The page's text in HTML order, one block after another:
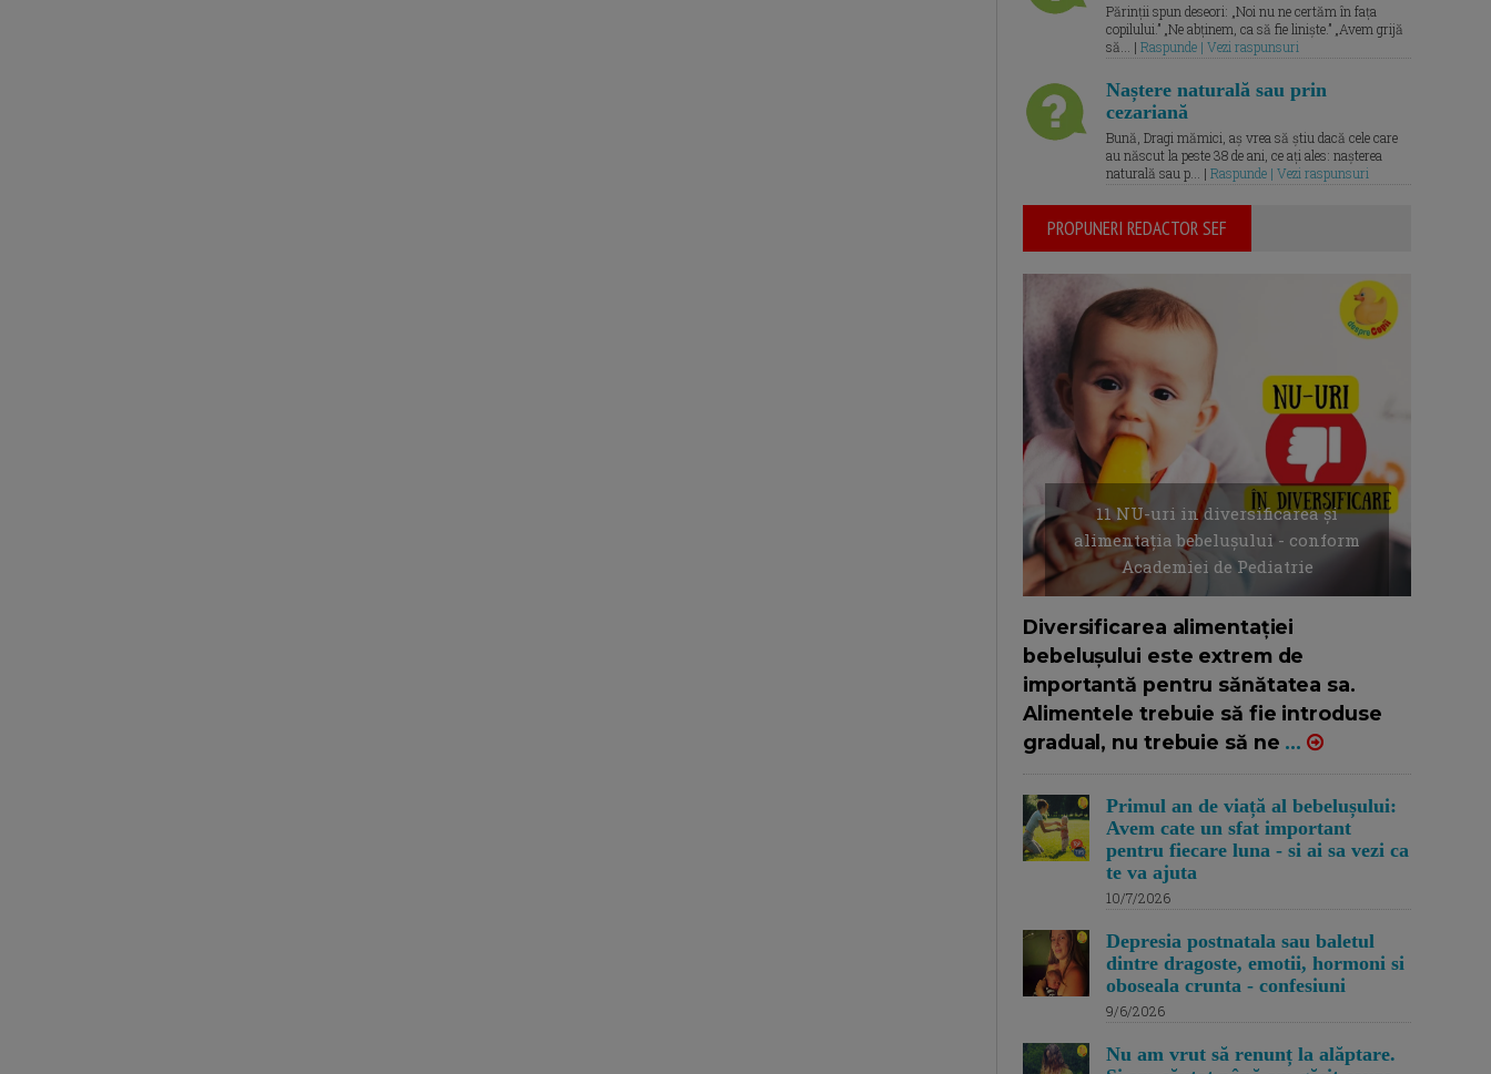
Părinții spun deseori: „Noi nu ne certăm în fața
copilului.” „Ne abținem, ca să fie liniște.” „Avem grijă
să... | Raspunde | Vezi raspunsuri
Naștere naturală sau prin
cezariană
Bună, Dragi mămici, aș vrea să știu dacă cele care
au născut la peste 38 de ani, ce ați ales: nașterea
naturală sau p... | Raspunde | Vezi raspunsuri
PROPUNERI REDACTOR SEF
11 NU-uri in diversificarea și
alimentația bebelușului - conform
Academiei de Pediatrie
Diversificarea alimentației
bebelușului este extrem de
importantă pentru sănătatea sa.
Alimentele trebuie să fie introduse
gradual, nu trebuie să ne ...
Primul an de viață al bebelușului:
Avem cate un sfat important
pentru fiecare luna - si ai sa vezi ca
te va ajuta
10/7/2026
Depresia postnatala sau baletul
dintre dragoste, emotii, hormoni si
oboseala crunta - confesiuni
9/6/2026
Nu am vrut să renunț la alăptare.